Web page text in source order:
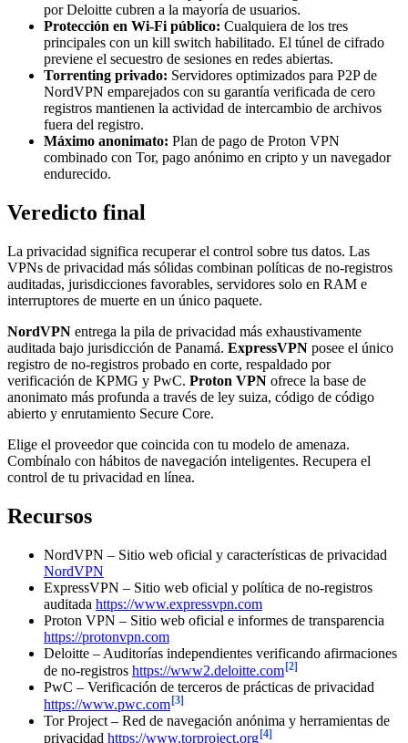
por Deloitte cubren a la mayoría de usuarios.
Protección en Wi-Fi público: Cualquiera de los tres
principales con un kill switch habilitado. El túnel de cifrado
previene el secuestro de sesiones en redes abiertas.
Torrenting privado: Servidores optimizados para P2P de
NordVPN emparejados con su garantía verificada de cero
registros mantienen la actividad de intercambio de archivos
fuera del registro.
Máximo anonimato: Plan de pago de Proton VPN
combinado con Tor, pago anónimo en cripto y un navegador
endurecido.
Veredicto final
La privacidad significa recuperar el control sobre tus datos. Las
VPNs de privacidad más sólidas combinan políticas de no-registros
auditadas, jurisdicciones favorables, servidores solo en RAM e
interruptores de muerte en un único paquete.
NordVPN entrega la pila de privacidad más exhaustivamente
auditada bajo jurisdicción de Panamá. ExpressVPN posee el único
registro de no-registros probado en corte, respaldado por
verificación de KPMG y PwC. Proton VPN ofrece la base de
anonimato más profunda a través de ley suiza, código de código
abierto y enrutamiento Secure Core.
Elige el proveedor que coincida con tu modelo de amenaza.
Combínalo con hábitos de navegación inteligentes. Recupera el
control de tu privacidad en línea.
Recursos
NordVPN – Sitio web oficial y características de privacidad
NordVPN
ExpressVPN – Sitio web oficial y política de no-registros
auditada https://www.expressvpn.com
Proton VPN – Sitio web oficial e informes de transparencia
https://protonvpn.com
Deloitte – Auditorías independientes verificando afirmaciones
de no-registros https://www2.deloitte.com [2]
PwC – Verificación de terceros de prácticas de privacidad
https://www.pwc.com [3]
Tor Project – Red de navegación anónima y herramientas de
privacidad https://www.torproject.org [4]